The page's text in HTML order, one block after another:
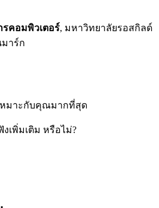
รคอมพิวเตอร์, มหาวิทยาลัยรอสกิลด์
มาร์ก
มาะกับคุณมากที่สุด
เพิ่มเติม หรือไม่?